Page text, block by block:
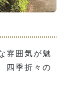
雰囲気が魅
四季折々の